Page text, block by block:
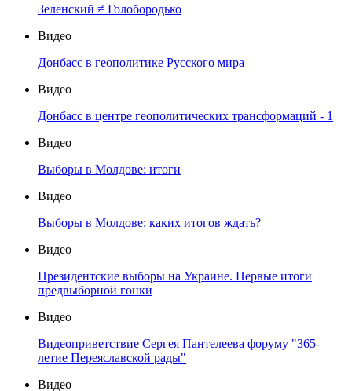
Зеленский ≠ Голобородько
Видео
Донбасс в геополитике Русского мира
Видео
Донбасс в центре геополитических трансформаций - 1
Видео
Выборы в Молдове: итоги
Видео
Выборы в Молдове: каких итогов ждать?
Видео
Президентские выборы на Украине. Первые итоги
предвыборной гонки
Видео
Видеоприветствие Сергея Пантелеева форуму "365-
летие Переяславской рады"
Видео